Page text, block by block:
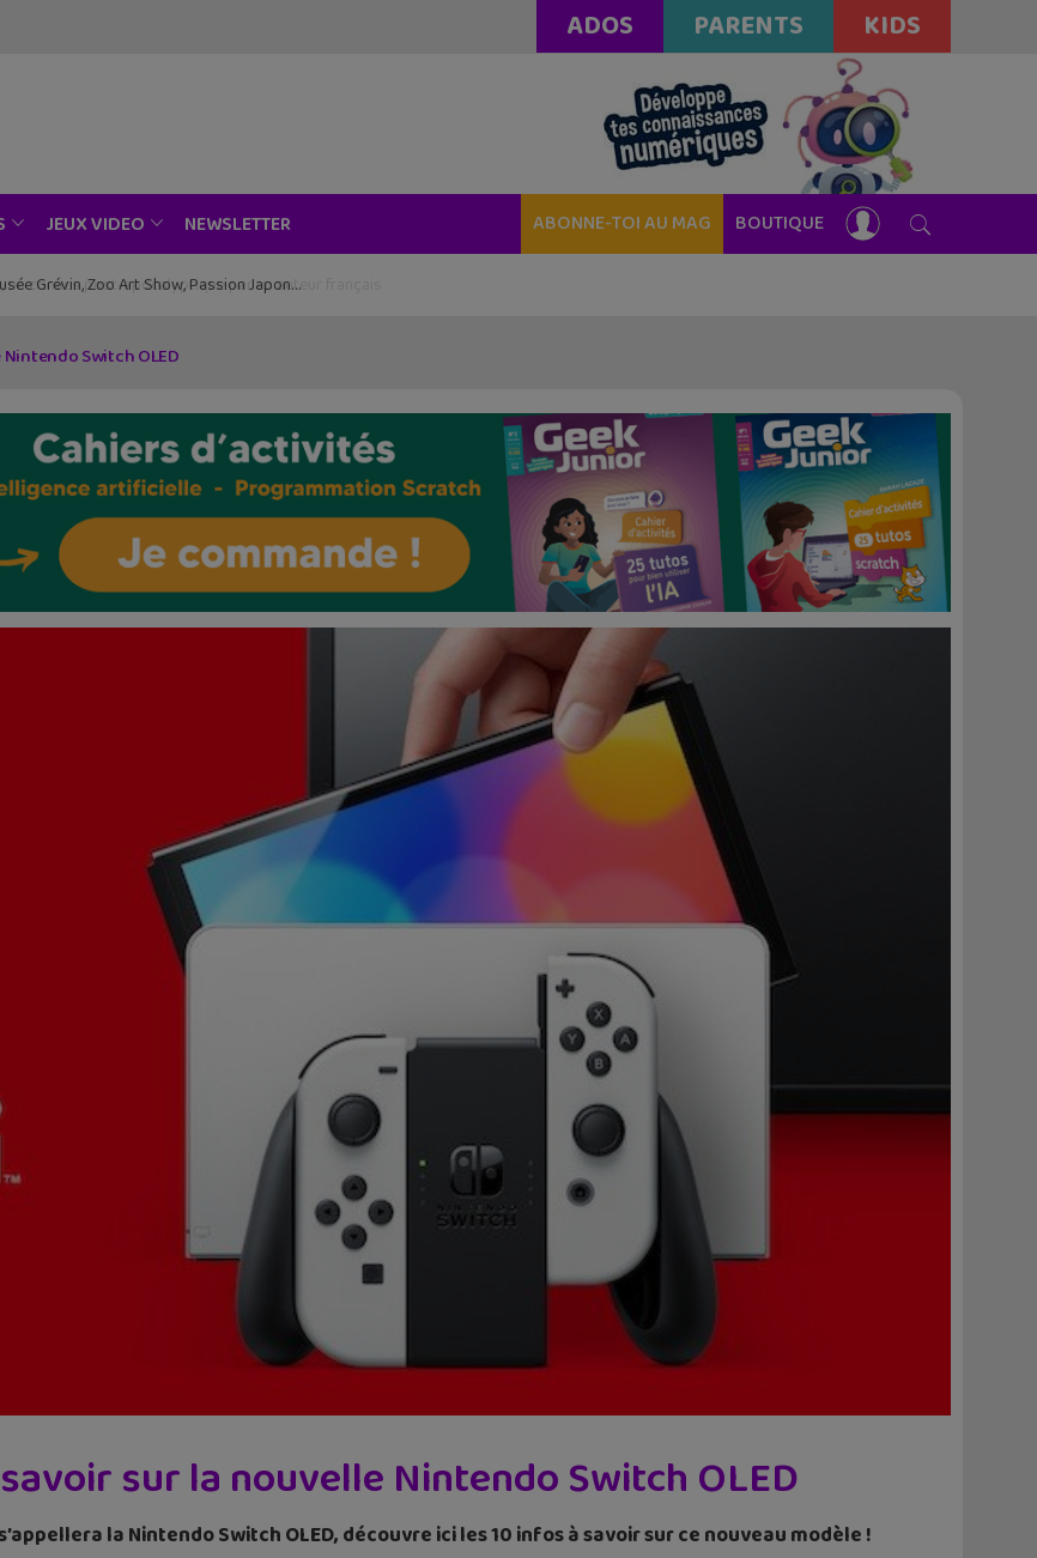
ADOS PARENTS KIDS
JEUX VIDEO NEWSLETTER ABONNE-TOI AU MAG BOUTIQUE
Grévin, Zoo Art Show, Passion Japon…
Switch OLED
sur la nouvelle Nintendo Switch OLED
la Nintendo Switch OLED, découvre ici les 10 infos à savoir sur ce nouveau modèle !